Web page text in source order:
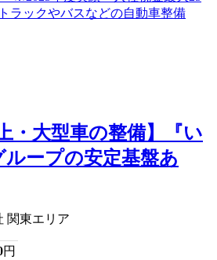
・大型車の整備】『い
ープの安定基盤あ
関東エリア
円